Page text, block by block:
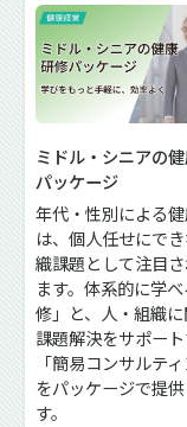
ミドル・シニアの
パッケージ
年代・性別による
は、個人任せにで
織課題として注目
ます。体系的に学
修」と、人・組織
課題解決をサポー
「簡易コンサルティ
をパッケージで提
す。